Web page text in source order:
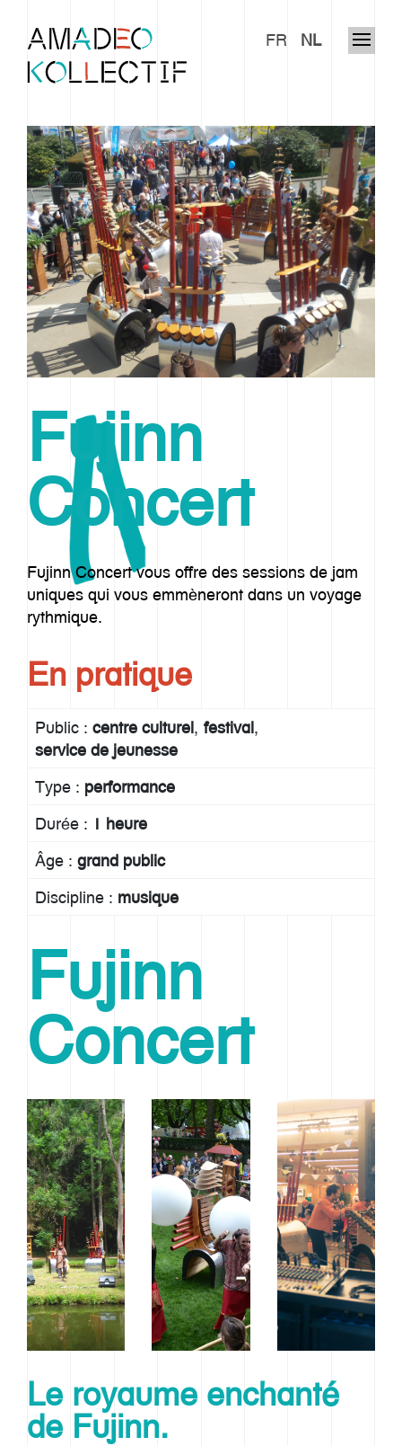
FR NL
Fujinn
Concert
Fujinn Concert vous offre des sessions de jam
uniques qui vous emmèneront dans un voyage
rythmique.
En pratique
Public : centre culturel festival
service de jeunesse
Type : performance
Durée : 1 heure
Âge : grand public
Discipline : musique
Fujinn
Concert
Le royaume enchanté
de Fujinn.